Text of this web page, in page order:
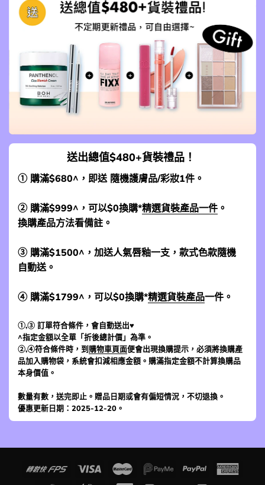
送出總值$480+貨裝禮品！
① 購滿$680^，即送 隨機護膚品/彩妝1件。
② 購滿$999^，可以$0換購*精選貨裝產品一件 。
換購產品方法看備註。
③ 購滿$1500^，加送人氣唇釉一支，款式色款隨機
自動送。
④ 購滿$1799^，可以$0換購*精選貨裝產品一件。
①,③ 訂單符合條件，會自動送出♥
^指定金額以全單「折後總計價」為準。
②,④符合條件時，到 購物車頁面便會出現換購提示，必須將換購產
品加入購物袋，系統會扣減相應金額。購滿指定金額不計算換購品
本身價值。
數量有數，送完即止。贈品日期或會有偏短情況，不切退換。
優惠更新日期：2025-12-20。